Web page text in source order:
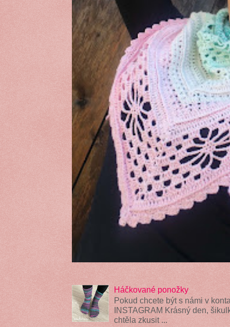
Háčkované ponožky
Pokud chcete být s námi v
INSTAGRAM Krásný den,
chtěla zkusit ...